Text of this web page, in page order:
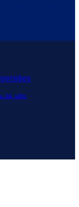
de sitio